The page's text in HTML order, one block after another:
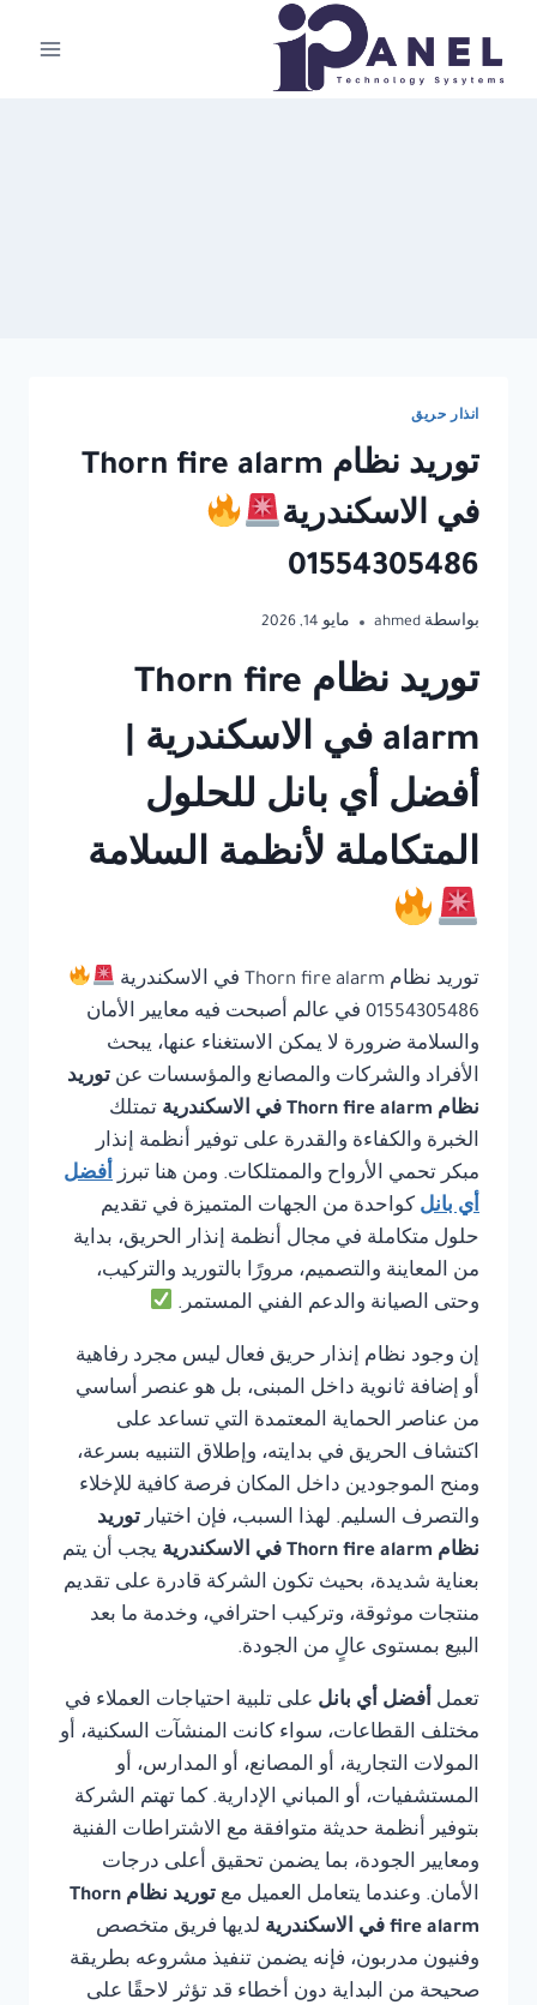
المحتوى
انذار حريق
توريد نظام Thorn fire alarm
في الاسكندرية
01554305486
بواسطة ahmed مايو 14, 2026
توريد نظام Thorn fire
alarm في الاسكندرية |
أفضل أي بانل للحلول
المتكاملة لأنظمة السلامة
توريد نظام Thorn fire alarm في الاسكندرية
01554305486 في عالم أصبحت فيه معايير الأمان
والسلامة ضرورة لا يمكن الاستغناء عنها، يبحث
الأفراد والشركات والمصانع والمؤسسات عن توريد
نظام Thorn fire alarm في الاسكندرية
تمتلك
الخبرة والكفاءة والقدرة على توفير أنظمة إنذار
مبكر تحمي الأرواح والممتلكات. ومن هنا تبرز أفضل
أي بانل كواحدة من الجهات المتميزة في تقديم
حلول متكاملة في مجال أنظمة إنذار الحريق، بداية
من المعاينة والتصميم، مرورًا بالتوريد والتركيب،
وحتى الصيانة والدعم الفني المستمر.
إن وجود نظام إنذار حريق فعال ليس مجرد رفاهية
أو إضافة ثانوية داخل المبنى، بل هو عنصر أساسي
من عناصر الحماية المعتمدة التي تساعد على
اكتشاف الحريق في بدايته، وإطلاق التنبيه بسرعة،
ومنح الموجودين داخل المكان فرصة كافية للإخلاء
والتصرف السليم. لهذا السبب، فإن اختيار توريد
نظام Thorn fire alarm في الاسكندرية
يجب أن يتم
بعناية شديدة، بحيث تكون الشركة قادرة على تقديم
منتجات موثوقة، وتركيب احترافي، وخدمة ما بعد
البيع بمستوى عالٍ من الجودة.
تعمل أفضل أي بانل على تلبية احتياجات العملاء في
مختلف القطاعات، سواء كانت المنشآت السكنية، أو
المولات التجارية، أو المصانع، أو المدارس، أو
المستشفيات، أو المباني الإدارية. كما تهتم الشركة
بتوفير أنظمة حديثة متوافقة مع الاشتراطات الفنية
ومعايير الجودة، بما يضمن تحقيق أعلى درجات
الأمان. وعندما يتعامل العميل مع
توريد نظام Thorn
fire alarm في الاسكندرية
لديها فريق متخصص
وفنيون مدربون، فإنه يضمن تنفيذ مشروعه بطريقة
صحيحة من البداية دون أخطاء قد تؤثر لاحقًا على